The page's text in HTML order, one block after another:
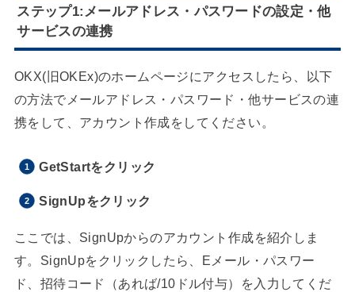
ステップ1:メールアドレス・パスワードの設定・他
サービスの連携
OKX(旧OKEx)のホームページにアクセスしたら、以下
の方法でメールアドレス・パスワード・他サービスの連
携をして、アカウント作成をしてください。
GetStartをクリック
SignUpをクリック
ここでは、SignUpからのアカウント作成を紹介しま
す。SignUpをクリックしたら、Eメール・パスワー
ド、招待コード（あれば/10ドル付与）を入力してくだ